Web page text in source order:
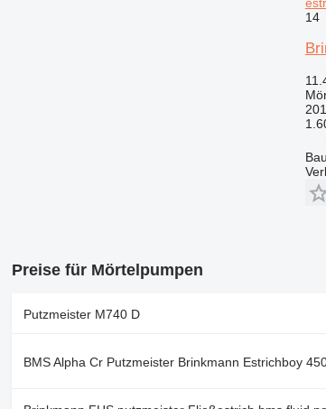
14
Preise für Mörtelpumpen
Putzmeister M740 D
BMS Alpha Cr Putzmeister Brinkmann Estrichboy